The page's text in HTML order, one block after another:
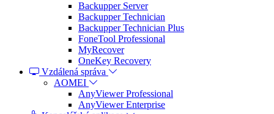
Backupper Server
Backupper Technician
Backupper Technician Plus
FoneTool Professional
MyRecover
OneKey Recovery
Vzdálená správa
AOMEI
AnyViewer Professional
AnyViewer Enterprise